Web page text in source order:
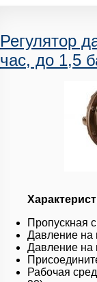
Регулятор
час, до 1,5
Пропускная
Давление на
Давление на
Рабочая